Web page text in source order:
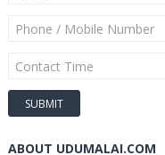
ABOUT UDUMALAI.COM